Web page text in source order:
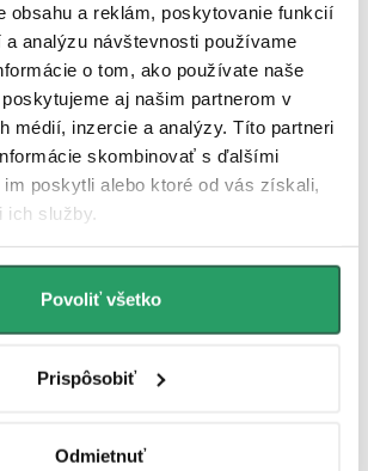
obsahu a reklám, poskytovanie funkcií
analýzu návštevnosti používame
o tom, ako používate naše
aj našim partnerom v
médií, inzercie a analýzy. Títo partneri
skombinovať s ďalšími
poskytli alebo ktoré od vás získali,
služby.
Povoliť všetko
Prispôsobiť
Odmietnuť
5 rokov
päťročnú záruku, čo znamená, že
spoľahnúť na jeho kvalitu a odolnosť. Navyše,
zaistia, že prípadné otázky alebo potreby
a efektívne. Táto kombinácia zaisťuje, že vaša
bude vždy prvotriedna a bezproblémová.